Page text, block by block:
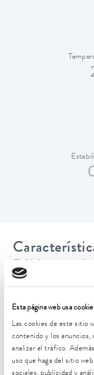
Esta página web usa
Las cookies de este sitio
contenido y los
analizar el tráfico.
uso que haga del sitio
sociales, publicidad y
DIN 12876)
-45 ... 200 °C
Rango de
-45 ... 200 °C
Temperatura ambiente